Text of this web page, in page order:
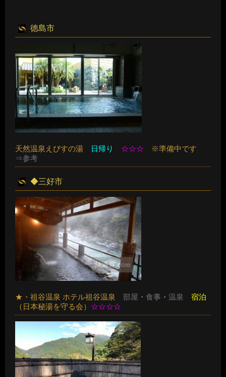
徳島市
天然温泉えびすの湯 日帰り ☆☆☆ ※準備中です
⇒参考
◆三好市
★・祖谷温泉 ホテル祖谷温泉 部屋 ・ 食事 ・ 温泉
宿泊
（日本秘湯を守る会） ☆☆☆☆